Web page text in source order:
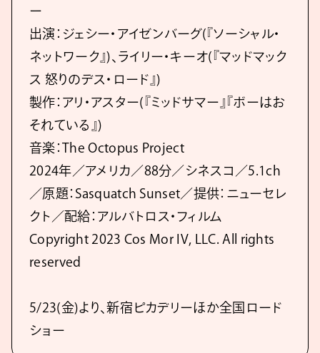
ー
出演：ジェシー・アイゼンバーグ(『ソーシャル・
ネットワーク』)、ライリー・キーオ(『マッドマック
ス 怒りのデス・ロード』)
製作：アリ・アスター(『ミッドサマー』『ボーはお
それている』)
⾳楽：The Octopus Project
2024年／アメリカ／88分／シネスコ／5.1ch
／原題：Sasquatch Sunset／提供：ニューセレ
クト／配給：アルバトロス・フィルム
Copyright 2023 Cos Mor IV, LLC. All rights
reserved
5/23(⾦)より、新宿ピカデリーほか全国ロード
ショー